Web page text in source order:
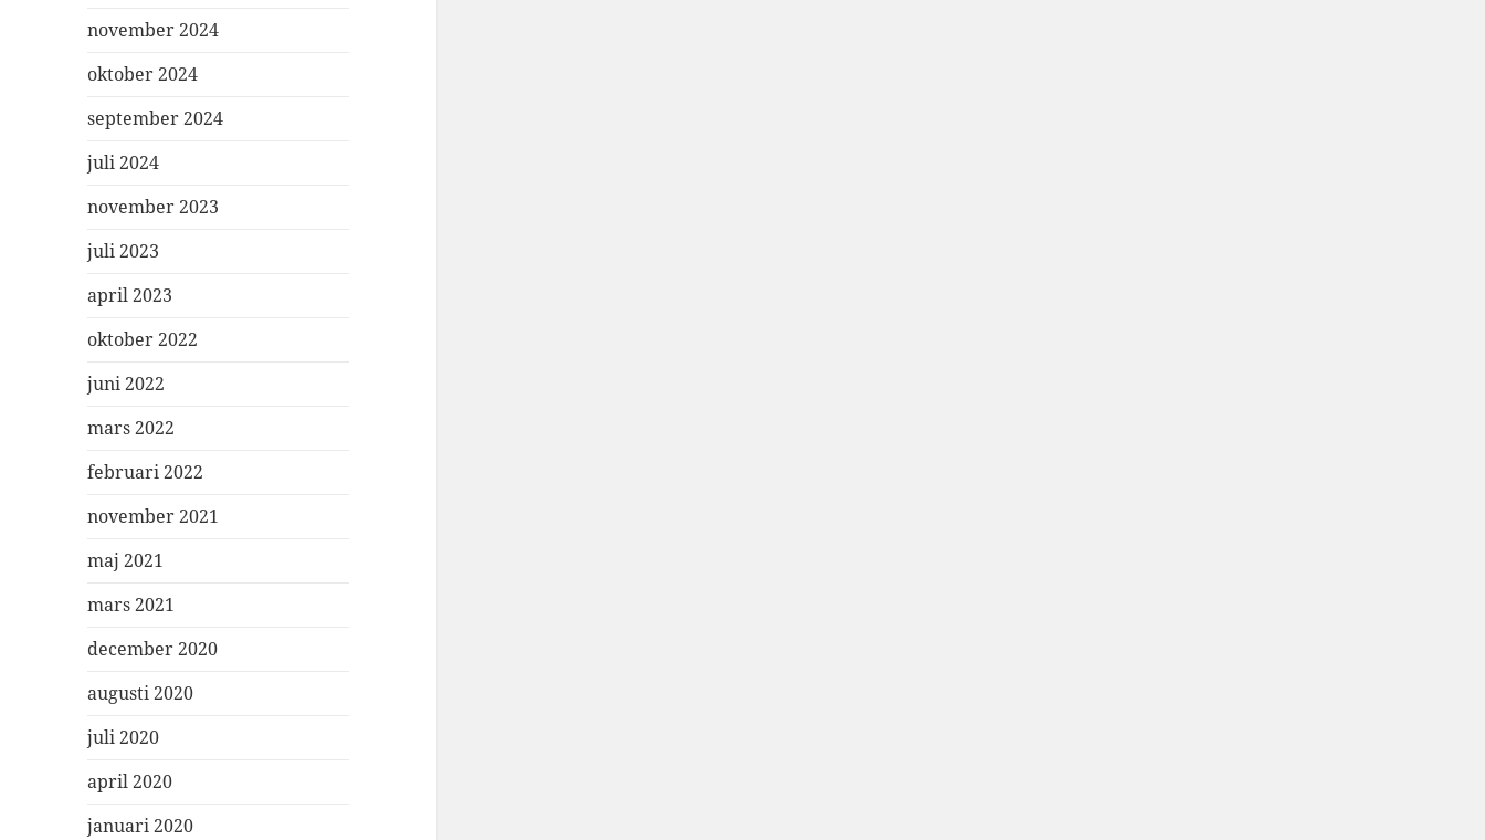
november 2024
oktober 2024
september 2024
juli 2024
november 2023
juli 2023
april 2023
oktober 2022
juni 2022
mars 2022
februari 2022
november 2021
maj 2021
mars 2021
december 2020
augusti 2020
juli 2020
april 2020
januari 2020